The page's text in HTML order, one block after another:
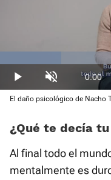
Play Unmute
Time
0:00
:
22.50%
El daño psicológico de Nacho
¿Qué te decía
Al final todo el
mentalmente es